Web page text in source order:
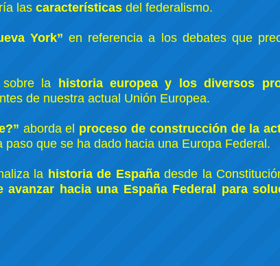
lascaracterísticas del federalismo.
York” en referencia a los debates que
la
historia europea y los diversos
de nuestra actual Unión Europea.
aborda el proceso de construcción de la
que se ha dado hacia una Europa Federal.
la historia de Españadesde la
avanzar hacia una España Federal para